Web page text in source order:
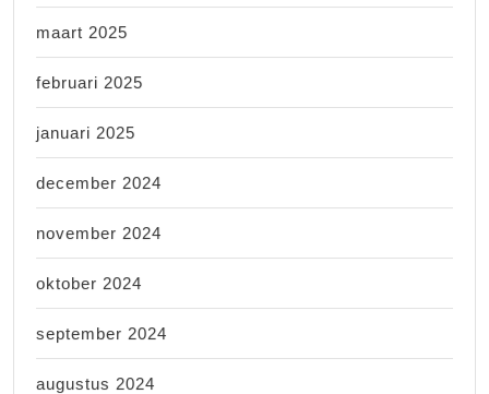
maart 2025
februari 2025
januari 2025
december 2024
november 2024
oktober 2024
september 2024
augustus 2024